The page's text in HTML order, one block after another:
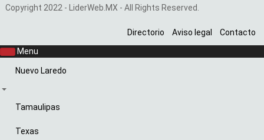
Copyright 2022 - LiderWeb.MX - All Rights Reserved.
Directorio Aviso legal
Contacto
Menu
Nuevo Laredo
Tamaulipas
Texas